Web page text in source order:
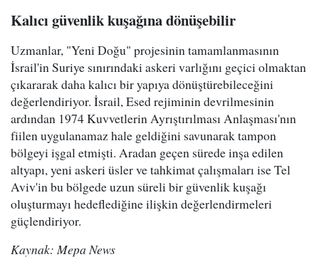
Kalıcı güvenlik kuşağına dönüşebilir
Uzmanlar, "Yeni Doğu" projesinin tamamlanmasının
İsrail'in Suriye sınırındaki askeri varlığını geçici olmaktan
çıkararak daha kalıcı bir yapıya dönüştürebileceğini
değerlendiriyor. İsrail, Esed rejiminin devrilmesinin
ardından 1974 Kuvvetlerin Ayrıştırılması Anlaşması'nın
fiilen uygulanamaz hale geldiğini savunarak tampon
bölgeyi işgal etmişti. Aradan geçen sürede inşa edilen
altyapı, yeni askeri üsler ve tahkimat çalışmaları ise Tel
Aviv'in bu bölgede uzun süreli bir güvenlik kuşağı
oluşturmayı hedeflediğine ilişkin değerlendirmeleri
güçlendiriyor.
Kaynak: Mepa News